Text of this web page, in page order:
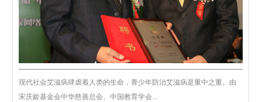
现代社会艾滋病肆虐着人类的生命，青少年防治艾滋病是重中之重。由
宋庆龄基金会中华慈善总会、中国教育学会...